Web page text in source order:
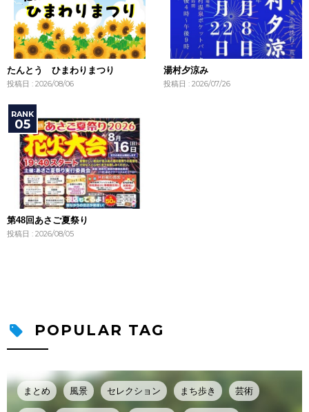
たんとう ひまわりまつり
投稿日 : 2026/08/06
湯村夕涼み
投稿日 : 2026/07/26
第48回あさご夏祭り
投稿日 : 2026/08/05
POPULAR TAG
まとめ 風景 セレクション まち歩き 芸術